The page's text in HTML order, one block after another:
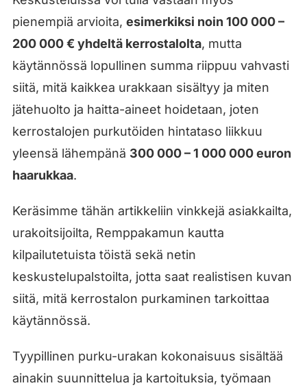
pienempiä arvioita, esimerkiksi noin 100 000 –
200 000 € yhdeltä kerrostalolta, mutta
käytännössä lopullinen summa riippuu vahvasti
siitä, mitä kaikkea urakkaan sisältyy ja miten
jätehuolto ja haitta-aineet hoidetaan, joten
kerrostalojen purkutöiden hintataso liikkuu
yleensä lähempänä 300 000 – 1 000 000 euron
haarukkaa.
Keräsimme tähän artikkeliin vinkkejä asiakkailta,
urakoitsijoilta, Remppakamun kautta
kilpailutetuista töistä sekä netin
keskustelupalstoilta, jotta saat realistisen kuvan
siitä, mitä kerrostalon purkaminen tarkoittaa
käytännössä.
Tyypillinen purku-urakan kokonaisuus sisältää
ainakin suunnittelua ja kartoituksia, työmaan